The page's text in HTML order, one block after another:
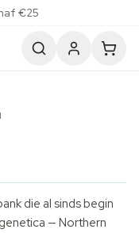
€25
die al sinds begin
— Northern